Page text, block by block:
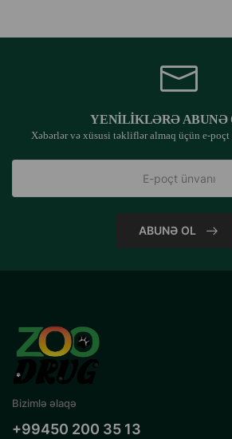
YENILIKLƏRƏ ABUNƏ
Xəbərlər və xüsusi təkliflər almaq üçün e-poçt
ABUNƏ OL
Bizimlə əlaqə
+99450 200 35 13